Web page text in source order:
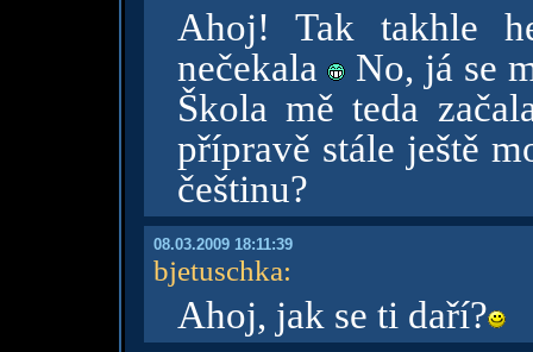
Ahoj! Tak takhle
nečekala
No, já se
Škola mě teda
přípravě stále ještě
češtinu?
08.03.2009 18:11:39
bjetuschka:
Ahoj, jak se ti daří?